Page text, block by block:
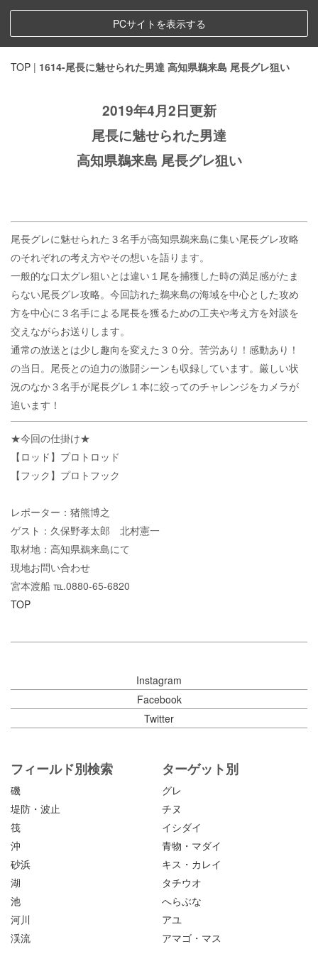
PCサイトを表示する
TOP | 1614-尾長に魅せられた男達 高知県鵜来島 尾長グレ狙い
2019年4月2日更新
尾長に魅せられた男達
高知県鵜来島 尾長グレ狙い
尾長グレに魅せられた３名手が高知県鵜来島に集い尾長グレ攻略
のそれぞれの考え方やその想いを語ります。
一般的な口太グレ狙いとは違い１尾を捕獲した時の満足感がたま
らない尾長グレ攻略。今回訪れた鵜来島の海域を中心とした攻め
方を中心に３名手による尾長を獲るための工夫や考え方を対談を
交えながらお送りします。
通常の放送とは少し趣向を変えた３０分。苦労あり！感動あり！
の当日。尾長との迫力の激闘シーンも収録しています。厳しい状
況のなか３名手が尾長グレ１本に絞ってのチャレンジをカメラが
追います！
★今回の仕掛け★
【ロッド】プロトロッド
【フック】プロトフック
レポーター：猪熊博之
ゲスト：久保野孝太郎 北村憲一
取材地：高知県鵜来島にて
現地お問い合わせ
宮本渡船 ℡.0880-65-6820
TOP
Instagram
Facebook
Twitter
フィールド別検索
磯
堤防・波止
筏
沖
砂浜
湖
池
河川
渓流
ターゲット別
グレ
チヌ
イシダイ
青物・マダイ
キス・カレイ
タチウオ
へらぶな
アユ
アマゴ・マス